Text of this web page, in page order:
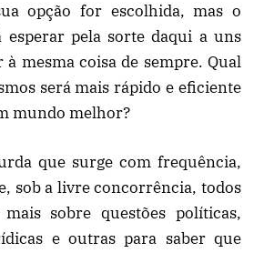
opção for escolhida, mas o
esperar pela sorte daqui a uns
mesma coisa de sempre. Qual
será mais rápido e eficiente
mundo melhor?
que surge com frequência,
sob a livre concorrência, todos
sobre questões políticas,
e outras para saber que